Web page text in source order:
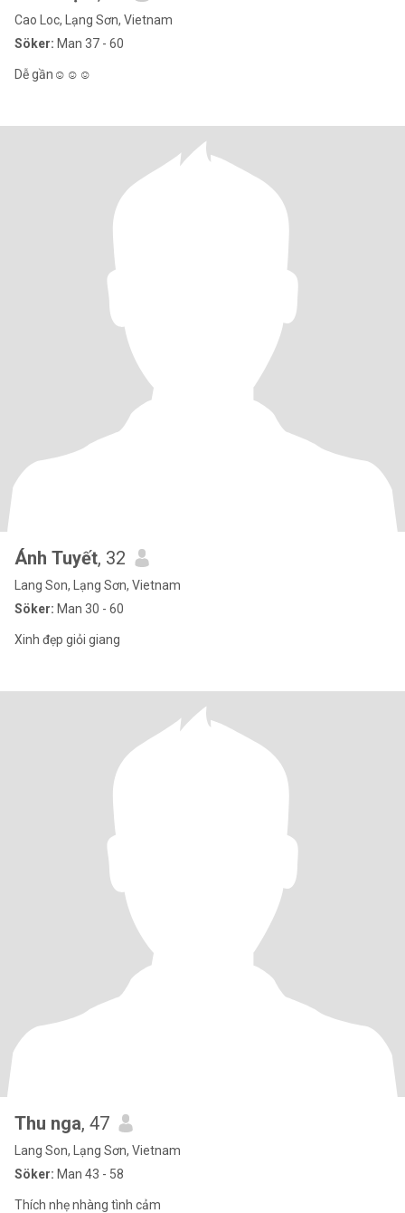
Cao Loc, Lạng Sơn, Vietnam
Söker: Man 37 - 60
Dễ gần☺️☺️☺️
Ánh Tuyết, 32
Lang Son, Lạng Sơn, Vietnam
Söker: Man 30 - 60
Xinh đẹp giỏi giang
Thu nga, 47
Lang Son, Lạng Sơn, Vietnam
Söker: Man 43 - 58
Thích nhẹ nhàng tình cảm